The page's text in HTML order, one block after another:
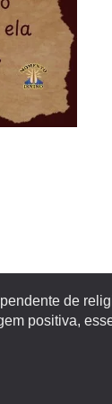
de
positiva,